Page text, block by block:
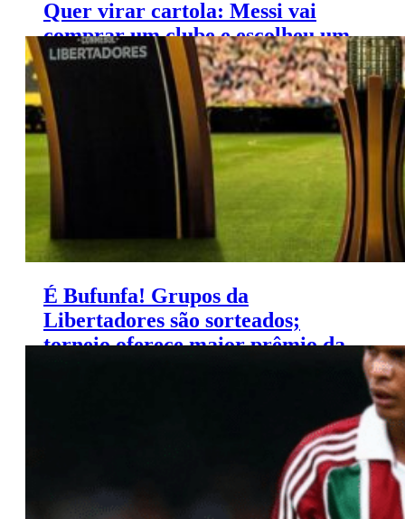
Quer virar cartola: Messi vai
comprar um clube e escolheu um
presidente polêmico
É Bufunfa! Grupos da
Libertadores são sorteados;
torneio oferece maior prêmio da